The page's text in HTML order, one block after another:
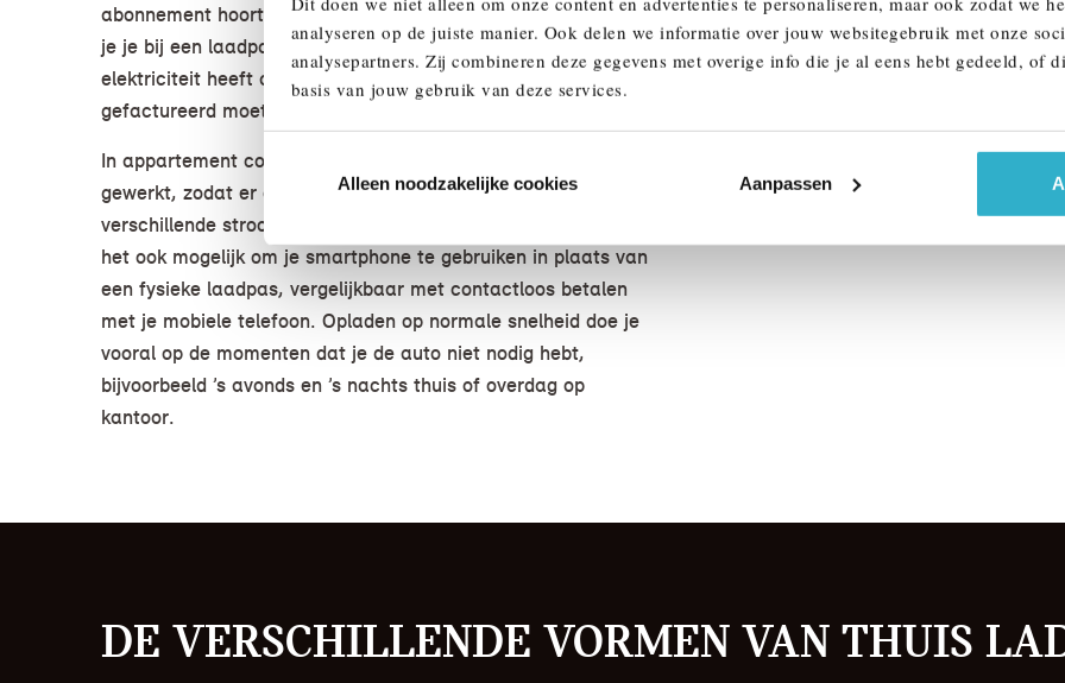
analyseren op de juiste manier. Ook delen we informatie over jouw websitegebruik met onze
analysepartners. Zij combineren deze gegevens met overige info die je al eens hebt gedeeld, of
basis van jouw gebruik van deze services.
Alleen noodzakelijke cookies Aanpassen
abonnement hoort een laadpas en met dat pasje identificeer
je je bij een laadpaal. Zo weet de leverancier wie de
elektriciteit heeft afgenomen en vooral aan wie dit
gefactureerd moet worden.
In appartement complexen wordt wél vaker met een laadpas
gewerkt, zodat er onderscheid gemaakt kan worden tussen de
verschillende stroomverbruikers. Bij sommige aanbieders is
het ook mogelijk om je smartphone te gebruiken in plaats van
een fysieke laadpas, vergelijkbaar met contactloos betalen
met je mobiele telefoon. Opladen op normale snelheid doe je
vooral op de momenten dat je de auto niet nodig hebt,
bijvoorbeeld ’s avonds en ’s nachts thuis of overdag op
kantoor.
De verschillende vormen van thuis